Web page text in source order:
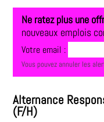
Ne ratez plus une
nouveaux emplois
Votre email :
Vous pouvez annuler les
Alternance
(F/H)